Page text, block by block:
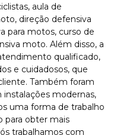
aula de
direção defensiva
para motos, curso de
moto. Além disso, a
qualificado,
e cuidadosos, que
Também foram
instalações modernas,
uma forma de trabalho
para obter mais
trabalhamos com